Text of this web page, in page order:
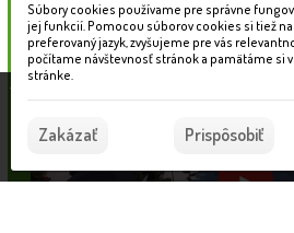
Táto stránka používa súbory cookies,
pomáhajú poskytovať služby.
služieb vyjadrujete súhlas s používaním
Súbory cookies používame pre správne
jej funkcií. Pomocou súborov cookies si tiež
preferovaný jazyk, zvyšujeme pre vás
počítame návštevnosť stránok a pamätáme si
stránke.
Zakázať Prispôsobiť